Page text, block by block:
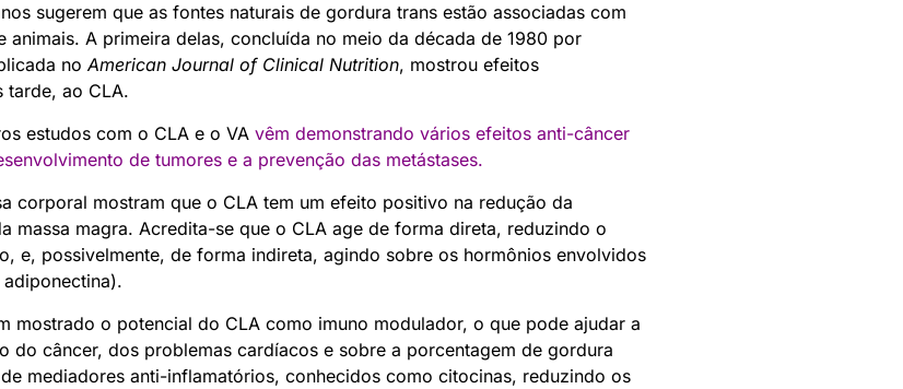
sugerem que as fontes naturais de gordura trans estão associadas com
animais. A primeira delas, concluída no meio da década de 1980 por
no American Journal of Clinical Nutrition, mostrou efeitos
tarde, ao CLA.
estudos com o CLA e o VA vêm demonstrando vários efeitos anti-câncer
de tumores e a prevenção das metástases.
corporal mostram que o CLA tem um efeito positivo na redução da
massa magra. Acredita-se que o CLA age de forma direta, reduzindo o
e, possivelmente, de forma indireta, agindo sobre os hormônios envolvidos
mostrado o potencial do CLA como imuno modulador, o que pode ajudar a
do câncer, dos problemas cardíacos e sobre a porcentagem de gordura
mediadores anti-inflamatórios, conhecidos como citocinas, reduzindo os